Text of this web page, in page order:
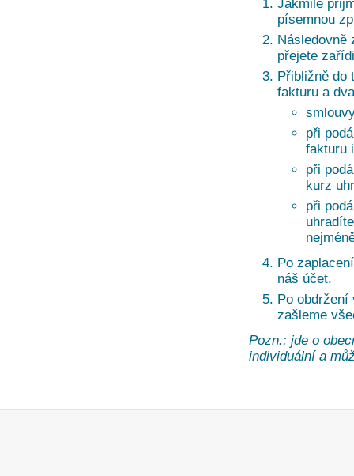
Jakmile
písemnou
Následovně
přejete
Přibližně do
fakturu a
při
fakturu
při
kurz
při
Po
náš účet.
Po obdržení
zašleme
Pozn.: jde o
individuální a